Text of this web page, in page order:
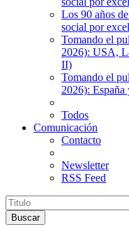
Los 90 años
social por
Tomando el
2026): USA,
II)
Tomando el
2026):
Todos
Comunicación
Contacto
Newsletter
RSS Feed
Buscar